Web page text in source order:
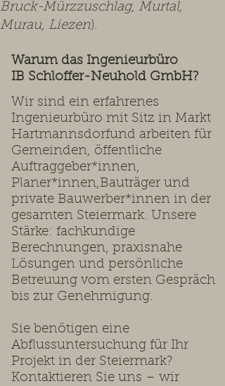
Bruck-Mürzzuschlag, Murtal,
Murau, Liezen).
Warum das Ingenieurbüro
IB Schloffer-Neuhold GmbH?
Wir sind ein erfahrenes
Ingenieurbüro mit Sitz in Markt
Hartmannsdorfund arbeiten für
Gemeinden, öffentliche
Auftraggeber*innen,
Planer*innen,Bauträger und
private Bauwerber*innen in der
gesamten Steiermark. Unsere
Stärke: fachkundige
Berechnungen, praxisnahe
Lösungen und persönliche
Betreuung vom ersten Gespräch
bis zur Genehmigung.
Sie benötigen eine
Abflussuntersuchung für Ihr
Projekt in der Steiermark?
Kontaktieren Sie uns – wir